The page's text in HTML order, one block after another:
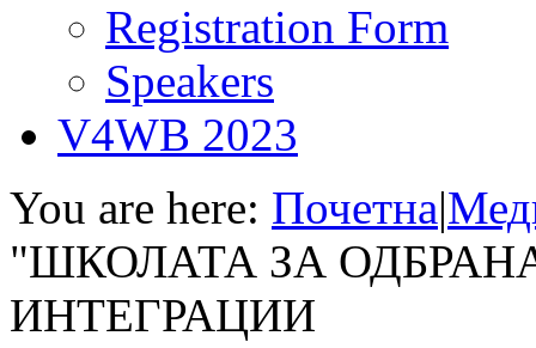
Registration Form
Speakers
V4WB 2023
You are here: Почетна|
"ШКОЛАТА ЗА
ИНТЕГРАЦИИ